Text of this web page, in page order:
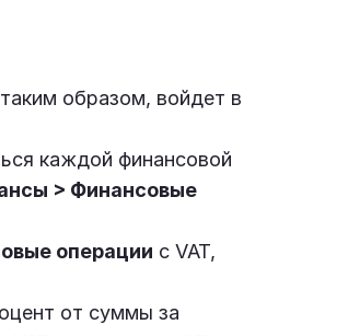
образом, войдет в
каждой финансовой
> Финансовые
операции с VAT,
от суммы за